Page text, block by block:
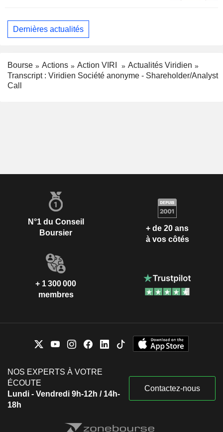
Dernières actualités
Bourse Actions Action VIRI
Actualités Viridien
Transcript : Viridien Société anonyme - Shareholder/Analyst
Call
N°1 du Conseil
Boursier
+ de 20 ans
à vos côtés
+ 1 300 000
membres
NOS EXPERTS À VOTRE
ÉCOUTE
Lundi - Vendredi 9h-12h / 14h-
18h
Contactez-nous